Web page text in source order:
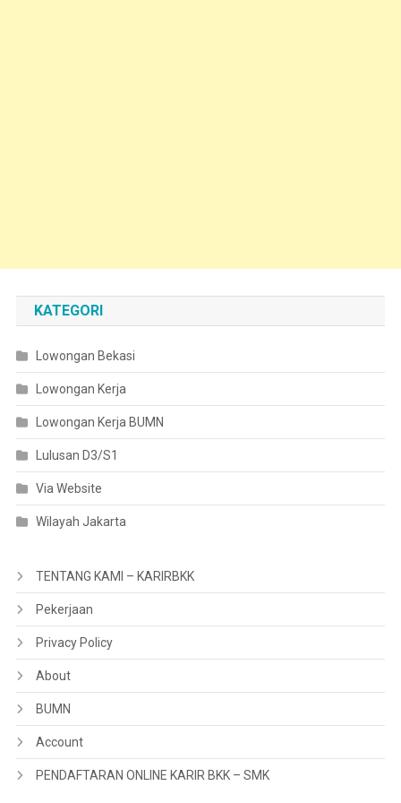
KATEGORI
Lowongan Bekasi
Lowongan Kerja
Lowongan Kerja BUMN
Lulusan D3/S1
Via Website
Wilayah Jakarta
TENTANG KAMI – KARIRBKK
Pekerjaan
Privacy Policy
About
BUMN
Account
PENDAFTARAN ONLINE KARIR BKK – SMK